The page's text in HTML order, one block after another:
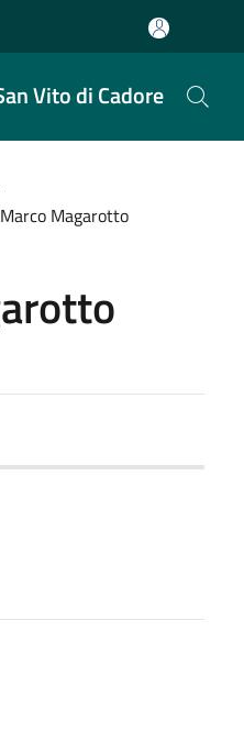
Vito di Cadore
Marco Magarotto